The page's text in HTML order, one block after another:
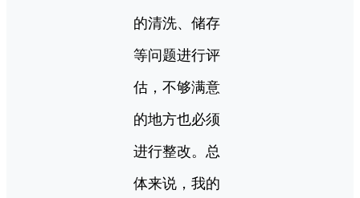
的清洗、储存
等问题进行评
估，不够满意
的地方也必须
进行整改。总
体来说，我的